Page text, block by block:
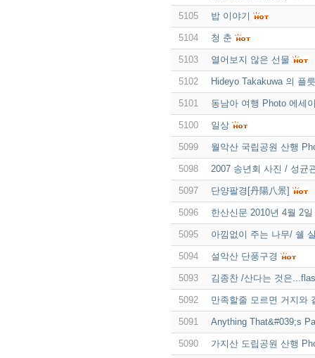
5105 밥 이야기
5104 청 춘
5103 열어보지 않은 선물
5102 Hideyo Takakuwa 의 플
5101 동남아 여행 Photo 에세
5100 일상
5099 월악산 국립공원 산행
5098 2007 송년회 사진 / 성균
5097 단양팔경[丹陽八景]
5096 한산신문 2010년 4월 2일
5095 아낌없이 주는 나무/ 쉘
5094 설악산 단풍구경
5093 김종찬 /산다는 것은
5092 만족할줄 모르면 거지와
5091 Anything That&#039;s
5090 가지산 도립공원 산행